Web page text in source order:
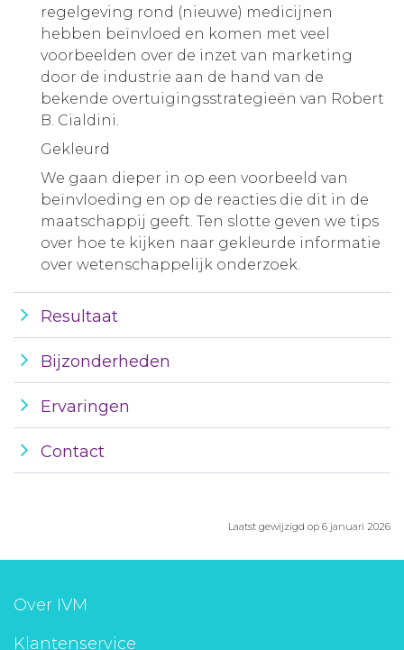
regelgeving rond (nieuwe) medicijnen
hebben beïnvloed en komen met veel
voorbeelden over de inzet van marketing
door de industrie aan de hand van de
bekende overtuigingsstrategieën van Robert
B. Cialdini.
Gekleurd
We gaan dieper in op een voorbeeld van
beïnvloeding en op de reacties die dit in de
maatschappij geeft. Ten slotte geven we tips
over hoe te kijken naar gekleurde informatie
over wetenschappelijk onderzoek.
Resultaat
Bijzonderheden
Ervaringen
Contact
Laatst gewijzigd op 6 januari 2026
Over IVM
Klantenservice